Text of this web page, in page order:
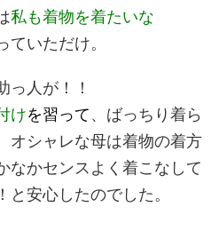
私も着物を着たいな
ていただけ。
っ人が！！
けを習って、ばっちり着ら
オシャレな母は着物の着方
なかセンスよく着こなして
安心したのでした。